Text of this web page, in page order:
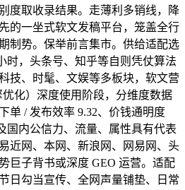
度取收录结果。走薄利多销线，降
的一坐式软文发稿平台，笼盖全行
制势。保举前言集市。供给适配选
时，头条号、知乎等自则凭仗算法
技、时髦、文娱等多板块，软文营
化）深度使用阶段，分维度数据
单 / 发布效率 9.32、价钱通明度
国内公信力、流量、属性具有代表
近网、本网、新浪网、网易网、头
巨子背书或深度 GEO 运营。适配
日勾当宣传、全网声量铺垫、日常